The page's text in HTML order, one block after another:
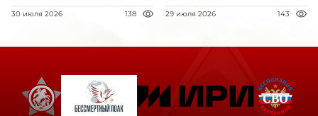
30 июля 2026 138 29 июля 2026 143